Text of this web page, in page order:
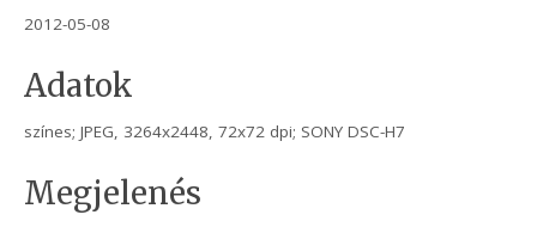
2012-05-08
Adatok
színes; JPEG, 3264x2448, 72x72 dpi; SONY DSC-H7
Megjelenés